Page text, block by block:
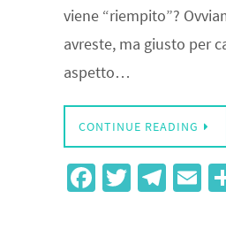
viene “riempito”?
avreste, ma giusto per
aspetto…
CONTINUE READING
Fa T
Te E